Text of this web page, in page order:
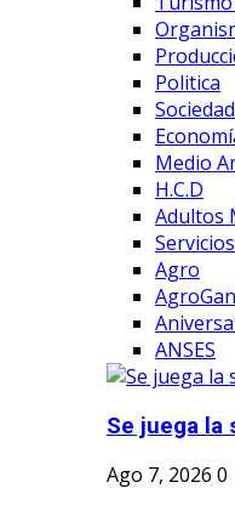
Politica
Sociedad
Medio
H.C.D
Adultos
Servicios
Agro
ANSES
Se juega la
Ago 7, 2026 0